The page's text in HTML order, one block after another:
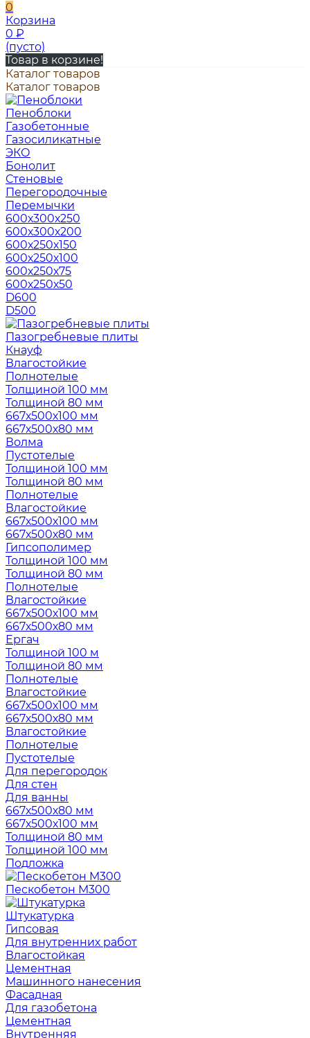
0
Корзина
0 ₽
(пусто)
Товар в корзине!
Каталог товаров
Каталог товаров
Пеноблоки
Газобетонные
Газосиликатные
ЭКО
Бонолит
Стеновые
Перегородочные
Перемычки
600х300х250
600х300х200
600х250х150
600х250х100
600х250х75
600х250х50
D600
D500
Пазогребневые плиты
Кнауф
Влагостойкие
Полнотелые
Толщиной 100 мм
Толщиной 80 мм
667х500х100 мм
667х500х80 мм
Волма
Пустотелые
Толщиной 100 мм
Толщиной 80 мм
Полнотелые
Влагостойкие
667х500х100 мм
667х500х80 мм
Гипсополимер
Толщиной 100 мм
Толщиной 80 мм
Полнотелые
Влагостойкие
667х500х100 мм
667х500х80 мм
Ергач
Толщиной 100 м
Толщиной 80 мм
Полнотелые
Влагостойкие
667х500х100 мм
667х500х80 мм
Влагостойкие
Полнотелые
Пустотелые
Для перегородок
Для стен
Для ванны
667х500х80 мм
667х500х100 мм
Толщиной 80 мм
Толщиной 100 мм
Подложка
Пескобетон М300
Штукатурка
Гипсовая
Для внутренних работ
Влагостойкая
Цементная
Машинного нанесения
Фасадная
Для газобетона
Цементная
Внутренняя